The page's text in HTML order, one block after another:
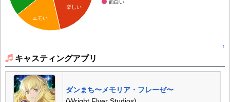
面白い
楽しい
エモい
↑
キャスティングアプリ
ダンまち〜メモリア・フレーゼ〜